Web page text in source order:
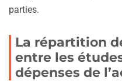
parties.
La répartition
entre les
dépenses de